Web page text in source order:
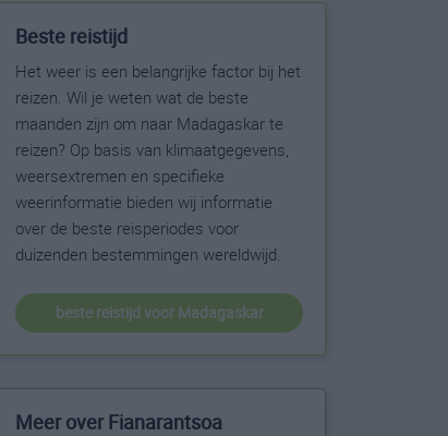
Beste reistijd
Het weer is een belangrijke factor bij het
reizen. Wil je weten wat de beste
maanden zijn om naar Madagaskar te
reizen? Op basis van klimaatgegevens,
weersextremen en specifieke
weerinformatie bieden wij informatie
over de beste reisperiodes voor
duizenden bestemmingen wereldwijd.
beste reistijd voor Madagaskar
Meer over Fianarantsoa